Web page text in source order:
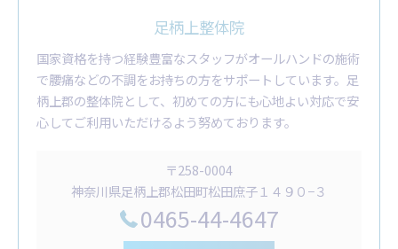
足柄上整体院
国家資格を持つ経験豊富なスタッフがオールハンドの施術
で腰痛などの不調をお持ちの方をサポートしています。足
柄上郡の整体院として、初めての方にも心地よい対応で安
心してご利用いただけるよう努めております。
〒258-0004
神奈川県足柄上郡松田町松田庶子１４９０−３
0465-44-4647